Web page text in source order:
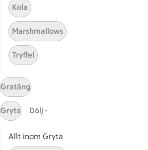
Bli stammis
Stammis Student
Stammis Husdjur
Partnererbjudanden
Våra ICA-kort
ICA
ICAs egna varor
ICA Gruppen
ICA Nära
ICA Supermarket
Kola
Marshmallows
Tryffel
Gratäng
Gryta Dölj -
Allt inom Gryta